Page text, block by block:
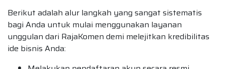
Berikut adalah alur langkah yang sangat sistematis
bagi Anda untuk mulai menggunakan layanan
unggulan dari RajaKomen demi melejitkan kredibilitas
ide bisnis Anda: